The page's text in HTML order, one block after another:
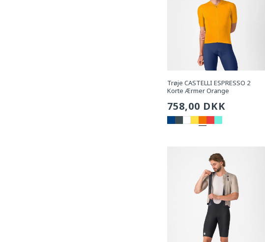
Trøje CASTELLI ESPRESSO 2
Korte Ærmer Orange
Sædvanlig
pris
758,00 DKK